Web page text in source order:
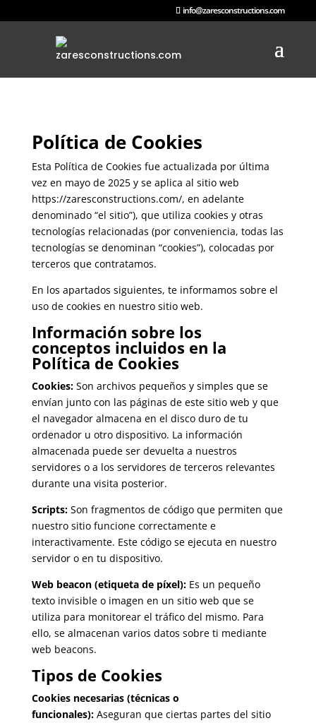
info@zaresconstructions.com
Política de Cookies
Esta Política de Cookies fue actualizada por última
vez en mayo de 2025 y se aplica al sitio web
https://zaresconstructions.com/, en adelante
denominado “el sitio”), que utiliza cookies y otras
tecnologías relacionadas (por conveniencia, todas las
tecnologías se denominan “cookies”), colocadas por
terceros que contratamos.
En los apartados siguientes, te informamos sobre el
uso de cookies en nuestro sitio web.
Información sobre los
conceptos incluidos en la
Política de Cookies
Cookies:Son archivos pequeños y simples que se
envían junto con las páginas de este sitio web y que
el navegador almacena en el disco duro de tu
ordenador u otro dispositivo. La información
almacenada puede ser devuelta a nuestros
servidores o a los servidores de terceros relevantes
durante una visita posterior.
Scripts:Son fragmentos de código que permiten que
nuestro sitio funcione correctamente e
interactivamente. Este código se ejecuta en nuestro
servidor o en tu dispositivo.
Web beacon (etiqueta de píxel):Es un pequeño
texto invisible o imagen en un sitio web que se
utiliza para monitorear el tráfico del mismo. Para
ello, se almacenan varios datos sobre ti mediante
web beacons.
Tipos de Cookies
Cookies necesarias (técnicas o
funcionales):Aseguran que ciertas partes del sitio